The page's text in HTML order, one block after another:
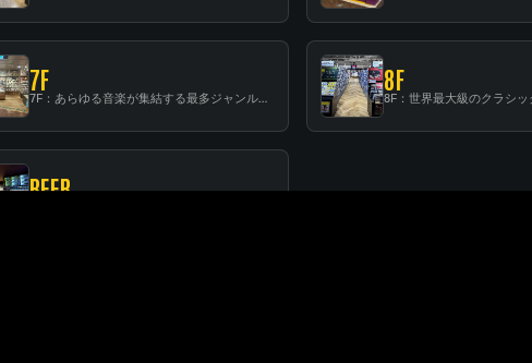
7F
7F：あらゆる音楽が集結する最多ジャンルフロア！
8F
BEER